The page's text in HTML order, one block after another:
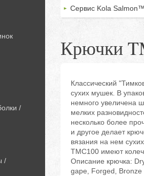
/
/
Сервис Kola
Крючки
Классический
сухих мушек. В
немного увеличена
мелких
несколько более
и другое делает
вязания на нем
TMC100 имеют
Описание крючка:
gape, Forged,